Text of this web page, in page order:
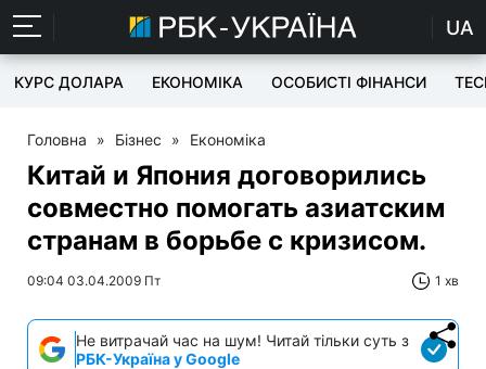
UA
КУРС ДОЛАРА ЕКОНОМІКА ОСОБИСТІ ФІНАНСИ
Головна » Бізнес » Економіка
Китай и Япония договорились
совместно помогать азиатским
странам в борьбе с кризисом.
09:04 03.04.2009 Пт 1 хв
Не витрачай час на шум! Читай тільки суть з
РБК-Україна у Google